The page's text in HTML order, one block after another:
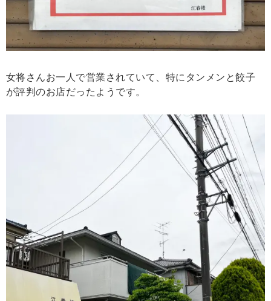
女将さんお一人で営業されていて、特にタンメンと餃子
が評判のお店だったようです。